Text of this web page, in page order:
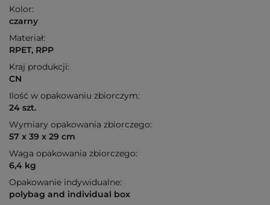
Kolor:
czarny
Materiał:
RPET, RPP
Kraj produkcji:
CN
Ilość w opakowaniu zbiorczym:
24 szt.
Wymiary opakowania zbiorczego:
57 x 39 x 29 cm
Waga opakowania zbiorczego:
6,4 kg
Opakowanie indywidualne:
polybag and individual box